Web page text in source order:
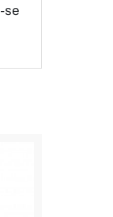
se